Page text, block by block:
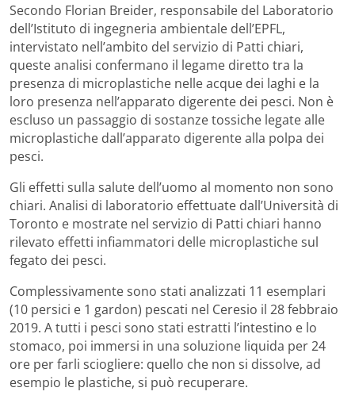
Secondo Florian Breider, responsabile del Laboratorio
dell’Istituto di ingegneria ambientale dell’EPFL,
intervistato nell’ambito del servizio di Patti chiari,
queste analisi confermano il legame diretto tra la
presenza di microplastiche nelle acque dei laghi e la
loro presenza nell’apparato digerente dei pesci. Non è
escluso un passaggio di sostanze tossiche legate alle
microplastiche dall’apparato digerente alla polpa dei
pesci.
Gli effetti sulla salute dell’uomo al momento non sono
chiari. Analisi di laboratorio effettuate dall’Università di
Toronto e mostrate nel servizio di Patti chiari hanno
rilevato effetti infiammatori delle microplastiche sul
fegato dei pesci.
Complessivamente sono stati analizzati 11 esemplari
(10 persici e 1 gardon) pescati nel Ceresio il 28 febbraio
2019. A tutti i pesci sono stati estratti l’intestino e lo
stomaco, poi immersi in una soluzione liquida per 24
ore per farli sciogliere: quello che non si dissolve, ad
esempio le plastiche, si può recuperare.